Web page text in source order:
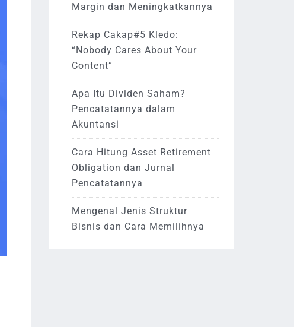
Margin dan Meningkatkannya
Rekap Cakap#5 Kledo:
“Nobody Cares About Your
Content”
Apa Itu Dividen Saham?
Pencatatannya dalam
Akuntansi
Cara Hitung Asset Retirement
Obligation dan Jurnal
Pencatatannya
Mengenal Jenis Struktur
Bisnis dan Cara Memilihnya